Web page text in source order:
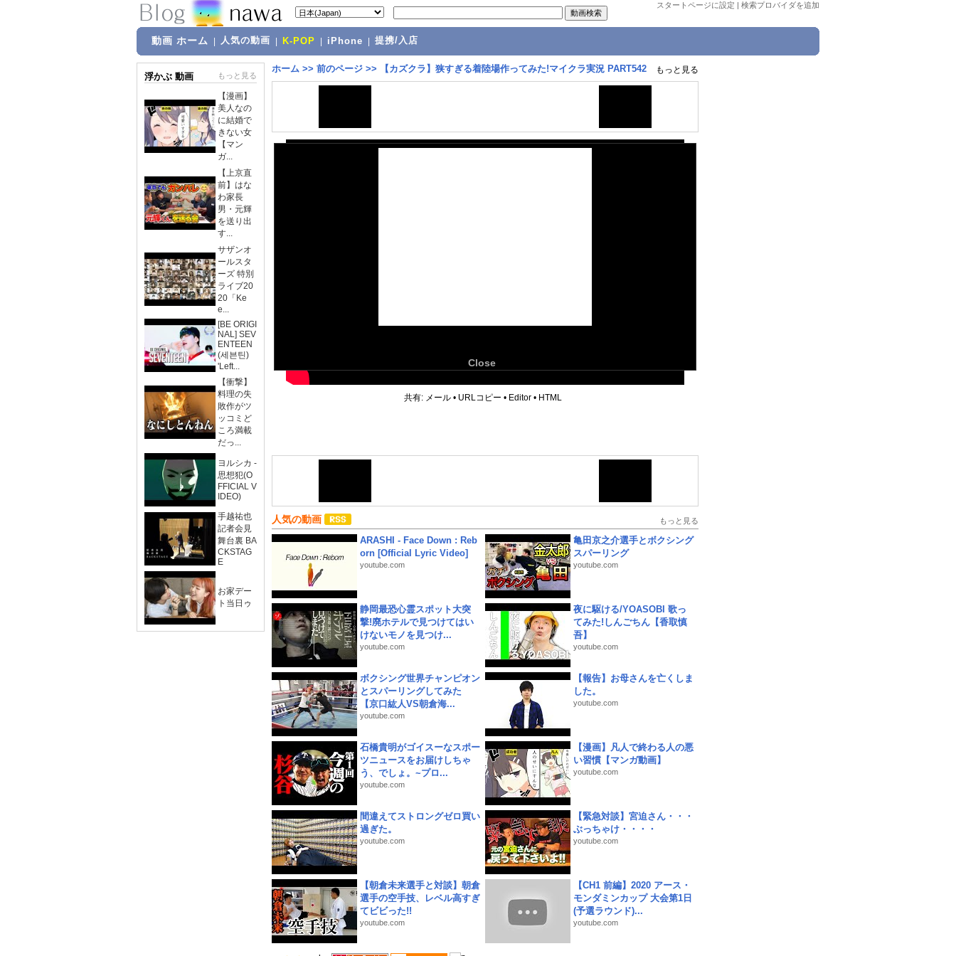
スタートページに設定 | 検索プロバイダを追加
動画 ホーム 人気の動画 K-POP iPhone 提携/入店
浮かぶ 動画 もっと見る
【漫画】
美人なの
に結婚で
きない女
【マン
ガ...
【上京直
前】はな
わ家長
男・元輝
を送り出
す...
サザンオ
ールスタ
ーズ 特別
ライブ20
20「Ke
e...
[BE ORIGI
NAL] SEV
ENTEEN
(세븐틴)
'Left...
【衝撃】
料理の失
敗作がツ
ッコミど
ころ満載
だっ...
ヨルシカ -
思想犯(O
FFICIAL V
IDEO)
手越祐也
記者会見
舞台裏 BA
CKSTAG
E
お家デー
ト当日ゥ
ホーム >> 前のページ >> 【カズクラ】狭すぎる着陸場作ってみた!マイクラ実況 PART542 もっと見る
Close
共有: メール • URLコピー • Editor • HTML
人気の動画 もっと見る
ARASHI - Face Down : Reb
orn [Official Lyric Video]
youtube.com
亀田京之介選手とボクシング
スパーリング
youtube.com
静岡最恐心霊スポット大突
撃!廃ホテルで見つけてはい
けないモノを見つけ...
youtube.com
夜に駆ける/YOASOBI 歌っ
てみた!しんごちん【香取慎
吾】
youtube.com
ボクシング世界チャンピオン
とスパーリングしてみた
【京口紘人VS朝倉海...
youtube.com
【報告】お母さんを亡くしま
した。
youtube.com
石橋貴明がゴイスーなスポー
ツニュースをお届けしちゃ
う、でしょ。~プロ...
youtube.com
【漫画】凡人で終わる人の悪
い習慣【マンガ動画】
youtube.com
間違えてストロングゼロ買い
過ぎた。
youtube.com
【緊急対談】宮迫さん・・・
ぶっちゃけ・・・・
youtube.com
【朝倉未来選手と対談】朝倉
選手の空手技、レベル高すぎ
てビビった!!
youtube.com
【CH1 前編】2020 アース・
モンダミンカップ 大会第1日
(予選ラウンド)...
youtube.com